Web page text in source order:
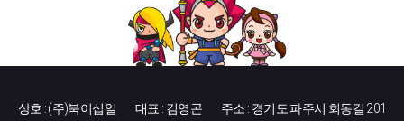
상호 : (주)북이십일 대표 : 김영곤 주소 : 경기도 파주시 회동길 201